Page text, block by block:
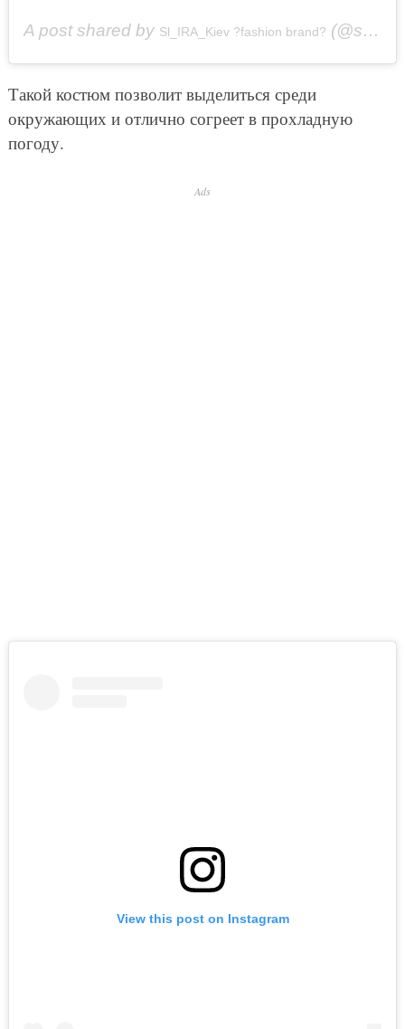
A post shared by Sl_IRA_Kiev ?fashion brand? (@sl_ira_kiev) on
Такой костюм позволит выделиться среди
окружающих и отлично согреет в прохладную
погоду.
Ads
View this post on Instagram